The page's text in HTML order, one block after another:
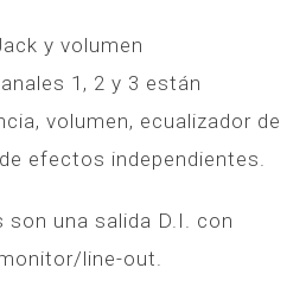
y volumen
1, 2 y 3 están
volumen, ecualizador de
efectos independientes.
una salida D.I. con
line-out.